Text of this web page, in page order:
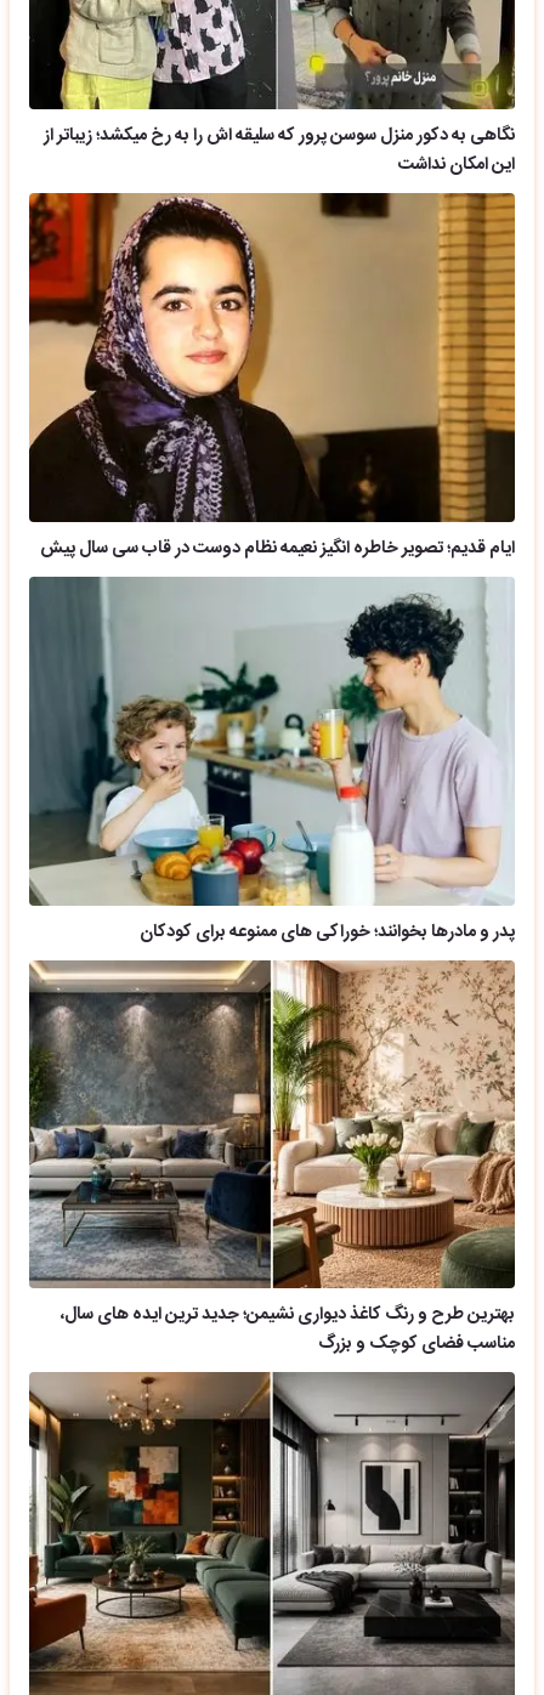
نگاهی به دکور منزل سوسن پرور که سلیقه اش را به رخ میکشد؛ زیباتر از
این امکان نداشت
ایام قدیم؛ تصویر خاطره انگیز نعیمه نظام دوست در قاب سی سال پیش
پدر و مادرها بخوانند؛ خوراکی های ممنوعه برای کودکان
بهترین طرح و رنگ کاغذ دیواری نشیمن؛ جدید ترین ایده های سال،
مناسب فضای کوچک و بزرگ